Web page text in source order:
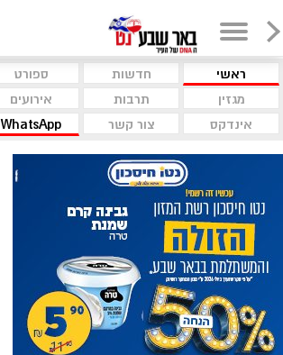
ראשי חדשות ספורט
מגזין
תרבות אירועים
אינדקס
צור קשר WhatsApp